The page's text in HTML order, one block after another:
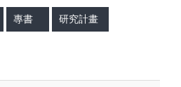
專書 研究計畫